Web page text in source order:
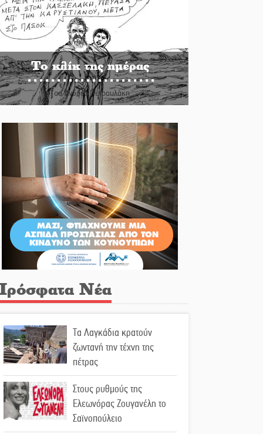
Το κλίκ της ημέρας
Του Ανδρέα Πετρουλάκη
Νέα
Τα Λαγκάδια κρατούν
ζωντανή την τέχνη της
πέτρας
Στους ρυθμούς της
Ελεωνόρας Ζουγανέλη το
Σαϊνοπούλειο